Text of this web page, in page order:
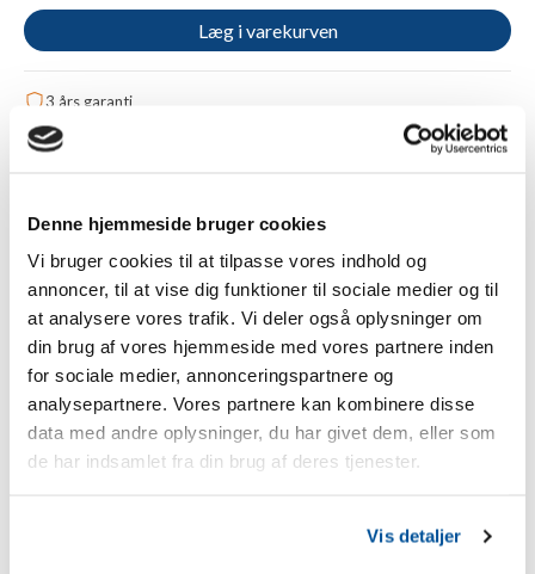
Denne hjemmeside bruger cookies
Vi bruger cookies til at tilpasse vores indhold og
annoncer, til at vise dig funktioner til sociale medier og til
at analysere vores trafik. Vi deler også oplysninger om
din brug af vores hjemmeside med vores partnere inden
for sociale medier, annonceringspartnere og
analysepartnere. Vores partnere kan kombinere disse
data med andre oplysninger, du har givet dem, eller som
de har indsamlet fra din brug af deres tjenester.
Vis detaljer
Læg i varekurven
3 års garanti
Gratis fragt fra 1.000 kr.
Betal sikkert med Apple Pay, kreditkort eller Klarna
Beskrivelse
Euronetz erstatningspæl til 105 cm net - enkelt spids (1 stk.)
Med ekstra pæle kan du øge stabiliteten af gednet og
reducere gennemhængningen af græsningshegnet. Dette er
især en fordel i ujævnt terræn.
snoede hegn eller på kuperet terræn anbefaler vi at bruge
flere pæle. Hegnets stabilitet og standfasthed øges